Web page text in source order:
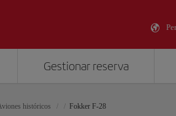
Gestionar reserva
históricos Fokker F-28